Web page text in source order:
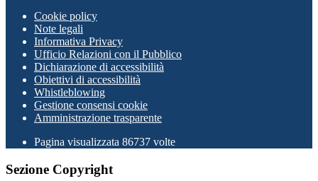
Cookie policy
Note legali
Informativa Privacy
Ufficio Relazioni con il Pubblico
Dichiarazione di accessibilità
Obiettivi di accessibilità
Whistleblowing
Gestione consensi cookie
Amministrazione trasparente
Pagina visualizzata 86737 volte
Sezione Copyright